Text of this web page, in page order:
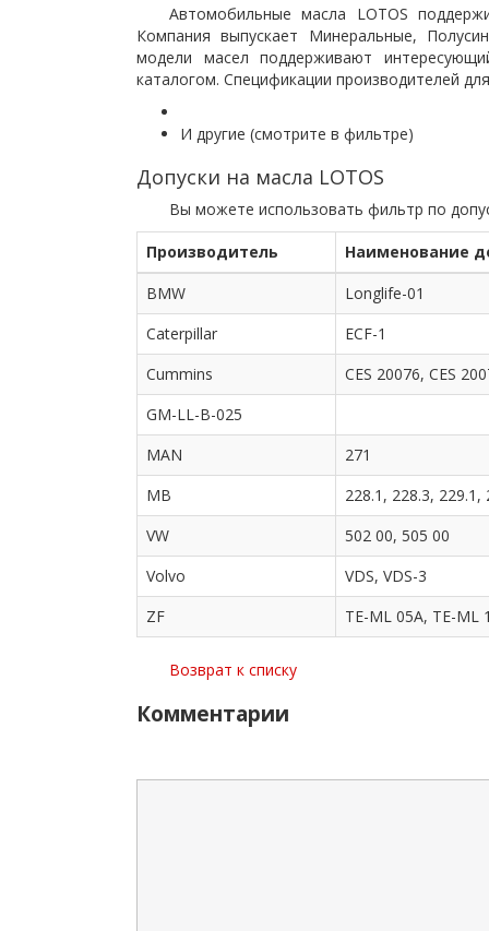
Автомобильные масла LOTOS
Компания выпускает Минеральные,
модели масел поддерживают
каталогом. Спецификации производителей
И другие (смотрите в фильтре)
Допуски на масла LOTOS
Вы можете использовать фильтр по
Производитель
Наименование
BMW
Longlife-01
Caterpillar
ECF-1
Cummins
CES 20076, CES
GM-LL-B-025
MAN
271
MB
228.1, 228.3, 229.1,
VW
502 00, 505 00
Volvo
VDS, VDS-3
ZF
TE-ML 05A, TE-ML
Возврат к списку
Комментарии